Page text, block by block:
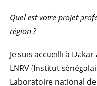
Quel est votre projet
région ?
Je suis accueilli à
LNRV (Institut
Laboratoire national